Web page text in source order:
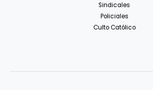
Sindicales
Policiales
Culto Católico